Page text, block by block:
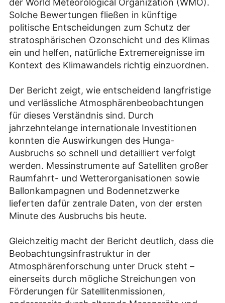
der World Meteorological Organization (WMO).
Solche Bewertungen fließen in künftige
politische Entscheidungen zum Schutz der
stratosphärischen Ozonschicht und des Klimas
ein und helfen, natürliche Extremereignisse im
Kontext des Klimawandels richtig einzuordnen.
Der Bericht zeigt, wie entscheidend langfristige
und verlässliche Atmosphärenbeobachtungen
für dieses Verständnis sind. Durch
jahrzehntelange internationale Investitionen
konnten die Auswirkungen des Hunga-
Ausbruchs so schnell und detailliert verfolgt
werden. Messinstrumente auf Satelliten großer
Raumfahrt- und Wetterorganisationen sowie
Ballonkampagnen und Bodennetzwerke
lieferten dafür zentrale Daten, von der ersten
Minute des Ausbruchs bis heute.
Gleichzeitig macht der Bericht deutlich, dass die
Beobachtungsinfrastruktur in der
Atmosphärenforschung unter Druck steht –
einerseits durch mögliche Streichungen von
Förderungen für Satellitenmissionen,